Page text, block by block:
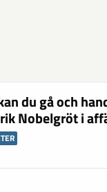
du gå och
Nobelgröt i